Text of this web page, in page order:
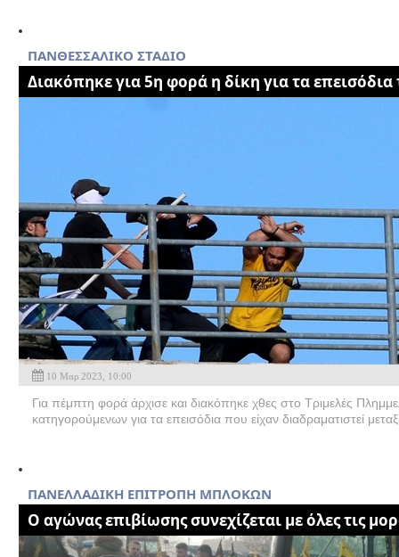
ΠΑΝΘΕΣΣΑΛΙΚΟ ΣΤΑΔΙΟ
Διακόπηκε για 5η φορά η δίκη για τα επεισόδια
10 Μαρ 2023, 10:00
Για πέμπτη φορά άρχισε και διακόπηκε χθες στο Τριμελές
κατηγορούμενων για τα επεισόδια που είχαν διαδραματιστεί
ΠΑΝΕΛΛΑΔΙΚΗ ΕΠΙΤΡΟΠΗ ΜΠΛΟΚΩΝ
Ο αγώνας επιβίωσης συνεχίζεται με όλες τις